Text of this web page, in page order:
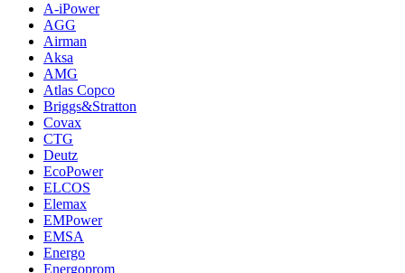
A-iPower
AGG
Airman
Aksa
AMG
Atlas Copco
Briggs&Stratton
Covax
CTG
Deutz
EcoPower
ELCOS
Elemax
EMPower
EMSA
Energo
Energoprom